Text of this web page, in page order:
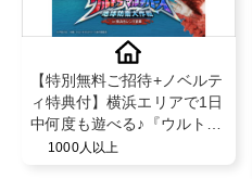
【特別無料ご招待+ノベルテ
ィ特典付】横浜エリアで1日
中何度も遊べる♪『ウルトラ
マンの世界に没入できるス
1000人以上